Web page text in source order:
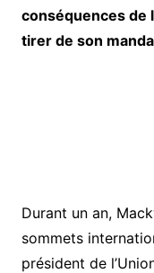
conséquences de
tirer de son
Durant un an,
sommets
président de